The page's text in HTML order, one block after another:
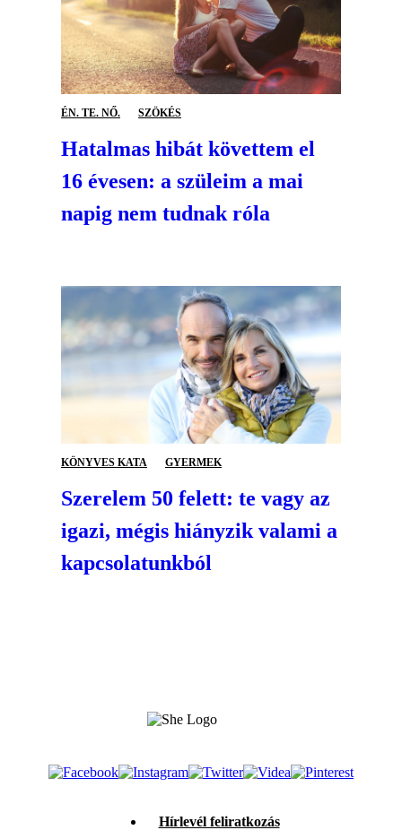
ÉN. TE. NŐ. SZÖKÉS
Hatalmas hibát követtem el
16 évesen: a szüleim a mai
napig nem tudnak róla
KÖNYVES KATA GYERMEK
Szerelem 50 felett: te vagy az
igazi, mégis hiányzik valami a
kapcsolatunkból
Hírlevél feliratkozás